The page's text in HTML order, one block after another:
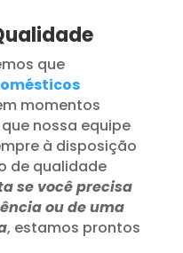
que
momentos
nossa equipe
à disposição
de qualidade
se você precisa
ou de uma
, estamos prontos